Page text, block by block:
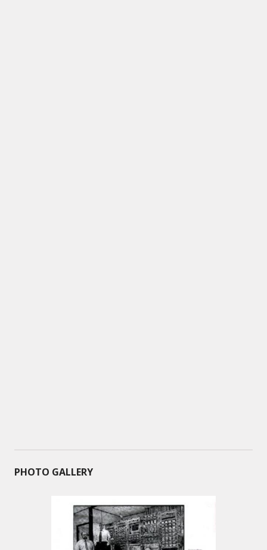
PHOTO GALLERY